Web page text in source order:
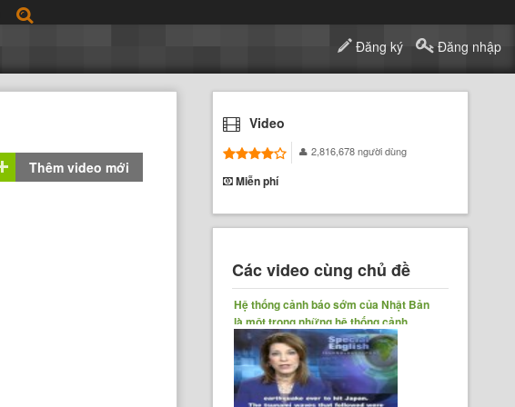
Đăng ký Đăng nhập
Thêm video mới
Video
2,816,678 người dùng
Miễn phí
Các video cùng chủ đề
Hệ thống cảnh báo sớm của Nhật Bản
là một trong những hệ thống cảnh
báo......